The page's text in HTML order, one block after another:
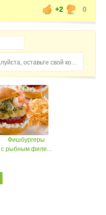
+2 0
Домохозяйка, пожалуйста, оставьте свой комментарий...
Фишбургеры
с рыбным филе...